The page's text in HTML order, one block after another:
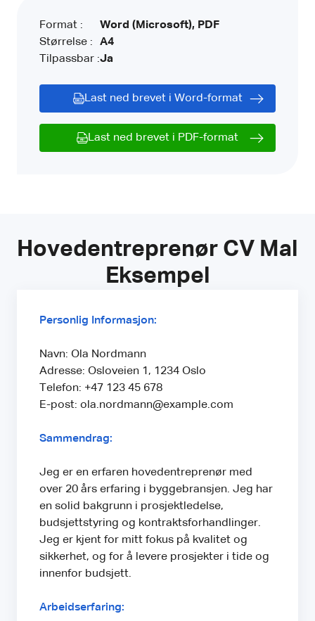
Format :
Størrelse :
Tilpassbar :
Word (Microsoft), PDF
A4
Ja
Last ned brevet i Word-format
Last ned brevet i PDF-format
Hovedentreprenør CV Mal
Eksempel
Personlig Informasjon:
Navn: Ola Nordmann
Adresse: Osloveien 1, 1234 Oslo
Telefon: +47 123 45 678
E-post: ola.nordmann@example.com
Sammendrag:
Jeg er en erfaren hovedentreprenør med
over 20 års erfaring i byggebransjen. Jeg har
en solid bakgrunn i prosjektledelse,
budsjettstyring og kontraktsforhandlinger.
Jeg er kjent for mitt fokus på kvalitet og
sikkerhet, og for å levere prosjekter i tide og
innenfor budsjett.
Arbeidserfaring: